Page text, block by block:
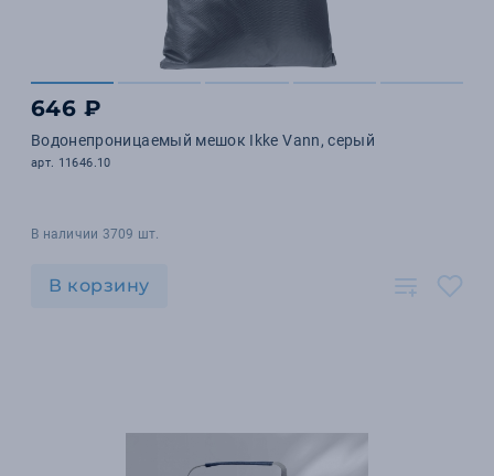
646 ₽
Водонепроницаемый мешок Ikke Vann, серый
арт. 11646.10
В наличии 3709 шт.
В корзину